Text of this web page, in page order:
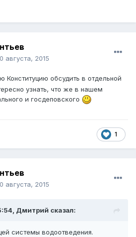
августа, 2015
Конституцию обсудить в отдельной
узнать, что же в нашем
и госдеповского
1
августа, 2015
Дмитрий сказал:
системы водоотведения.